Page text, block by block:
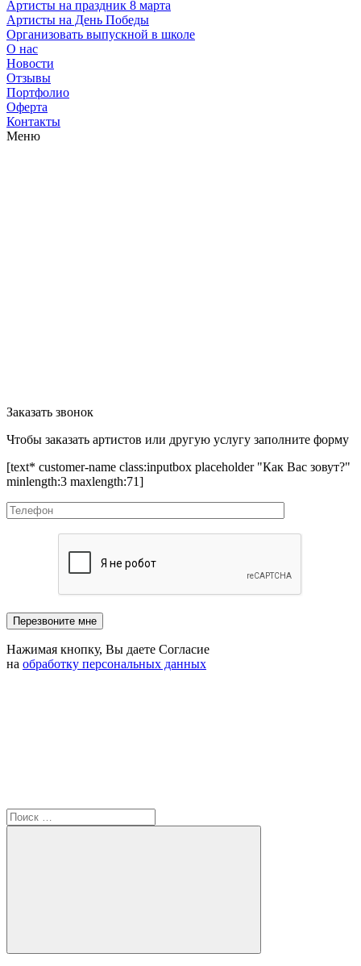
Артисты на праздник 8 марта
Артисты на День Победы
Организовать выпускной в школе
О нас
Новости
Отзывы
Портфолио
Оферта
Контакты
Меню
Заказать звонок
Чтобы заказать артистов или другую услугу заполните форму
[text* customer-name class:inputbox placeholder "Как Вас зовут?"
minlength:3 maxlength:71]
Нажимая кнопку, Вы даете Согласие
на обработку персональных данных